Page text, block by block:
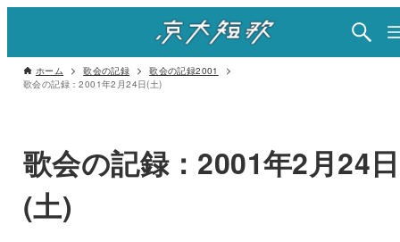
ホーム 歌会の記録
歌会の記録2001
歌会の記録：2001年2月24日(土)
歌会の記録：2001年2月24日
(土)